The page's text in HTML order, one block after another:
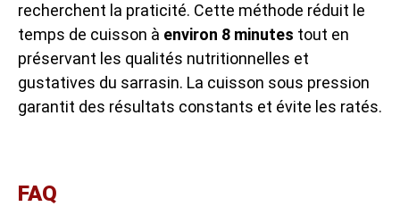
recherchent la praticité. Cette méthode réduit le
temps de cuisson à environ 8 minutes tout en
préservant les qualités nutritionnelles et
gustatives du sarrasin. La cuisson sous pression
garantit des résultats constants et évite les ratés.
FAQ